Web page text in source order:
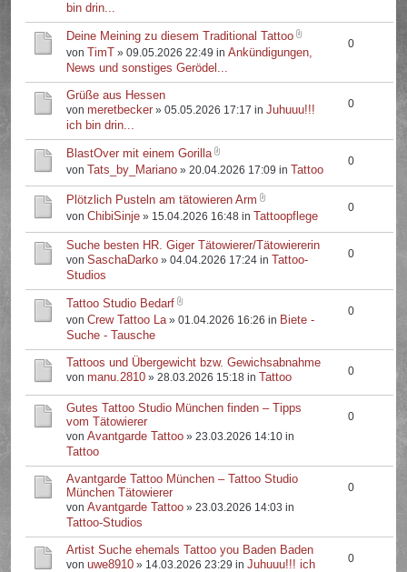
bin drin...
Deine Meining zu diesem Traditional Tattoo
von TimT » 09.05.2026 22:49 inAnkündigungen,
News und sonstiges Gerödel...
0
Grüße aus Hessen
vonmeretbecker » 05.05.2026 17:17 inJuhuuu!!!
ich bin drin...
0
BlastOver mit einem Gorilla
von Tats_by_Mariano » 20.04.2026 17:09 in Tattoo
0
Plötzlich Pusteln am tätowieren Arm
vonChibiSinje » 15.04.2026 16:48 in Tattoopflege
0
Suche besten HR. Giger Tätowierer/Tätowiererin
vonSaschaDarko » 04.04.2026 17:24 in Tattoo-
Studios
0
Tattoo Studio Bedarf
vonCrew Tattoo La» 01.04.2026 16:26 in Biete -
Suche - Tausche
0
Tattoos und Übergewicht bzw. Gewichsabnahme
vonmanu.2810 » 28.03.2026 15:18 in Tattoo 0
Gutes Tattoo Studio München finden – Tipps
vom Tätowierer
vonAvantgarde Tattoo » 23.03.2026 14:10 in
Tattoo
0
Avantgarde Tattoo München – Tattoo Studio
München Tätowierer
vonAvantgarde Tattoo » 23.03.2026 14:03 in
Tattoo-Studios
0
Artist Suche ehemals Tattoo you Baden Baden
vonuwe8910 » 14.03.2026 23:29 inJuhuuu!!! ich
0